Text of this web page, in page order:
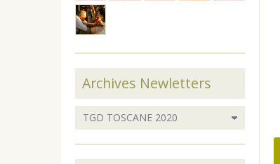
Archives Newletters